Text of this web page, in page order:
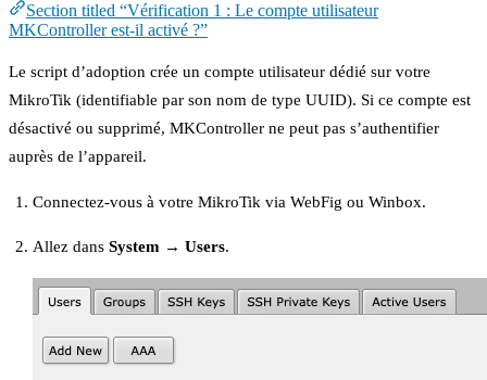
Section titled “Vérification 1 : Le compte utilisateur
MKController est-il activé ?”
Le script d’adoption crée un compte utilisateur dédié sur votre
MikroTik (identifiable par son nom de type UUID). Si ce compte est
désactivé ou supprimé, MKController ne peut pas s’authentifier
auprès de l’appareil.
Connectez-vous à votre MikroTik via WebFig ou Winbox.
Allez dansSystem → Users.